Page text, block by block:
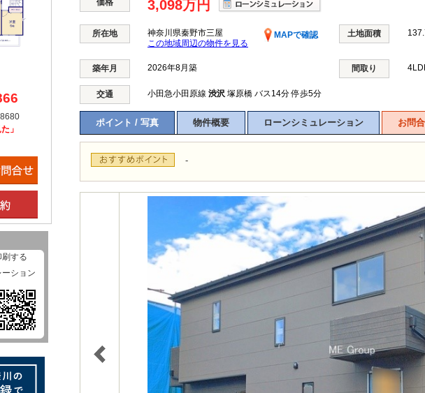
価格 3,098万円
所在地 神奈川県秦野市三屋
MAPで確認
この地域周辺の物件を見る
土地面積
築年月 2026年8月築 間取り
交通 小田急小田原線 渋沢 塚原橋 バス14分 停歩5分
ポイント / 写真 物件概要 ローンシミュレーション お問
-
」
する
ーション